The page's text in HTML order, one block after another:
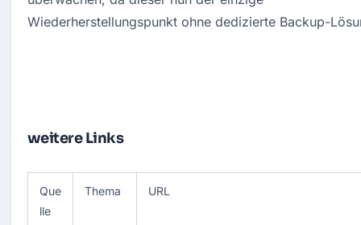
Wiederherstellungspunkt ohne dedizierte Backup-
weitere Links
Que
lle
Thema URL